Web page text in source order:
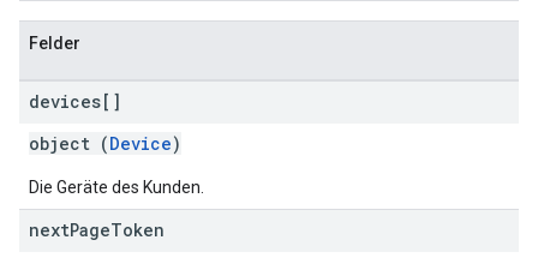
Felder
devices[]
object (Device)
Die Geräte des Kunden.
nextPageToken